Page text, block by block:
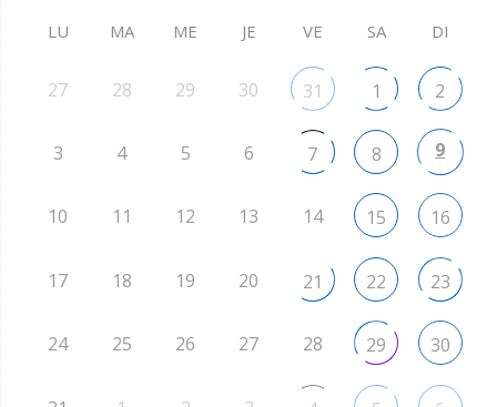
LU MA ME JE VE SA DI
27 28 29 30 31 1 2
3 4 5 6 7 8 9
10 11 12 13 14 15 16
17 18 19 20 21 22 23
24 25 26 27 28 29 30